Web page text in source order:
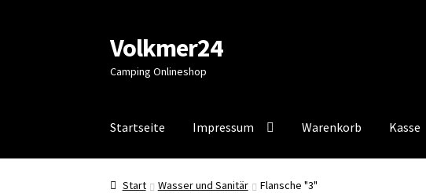
Zur
Navigation
springen
Zum
Inhalt
springen
Volkmer24
Camping Onlineshop
Startseite Impressum Warenkorb Kasse
Start AGB Impressum Impressum Kasse
Start Wasser und Sanitär Flansche "3"